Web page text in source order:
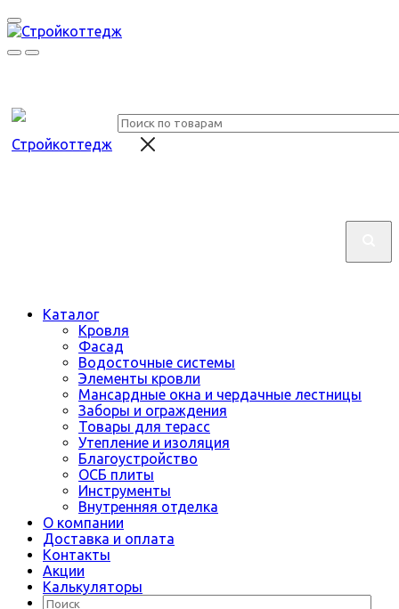
Каталог
Кровля
Фасад
Водосточные системы
Элементы кровли
Мансардные окна и чердачные лестницы
Заборы и ограждения
Товары для терасс
Утепление и изоляция
Благоустройство
ОСБ плиты
Инструменты
Внутренняя отделка
О компании
Доставка и оплата
Контакты
Акции
Калькуляторы